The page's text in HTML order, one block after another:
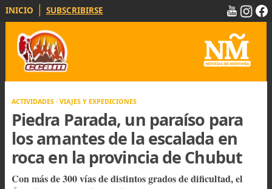
INICIO | SUBSCRIBIRSE
ACTIVIDADES · VIAJES Y EXPEDICIONES
Piedra Parada, un paraíso para
los amantes de la escalada en
roca en la provincia de Chubut